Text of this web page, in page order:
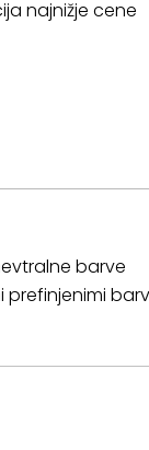
najnižje cene
barve